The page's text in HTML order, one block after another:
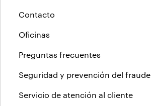
Contacto
Oficinas
Preguntas frecuentes
Seguridad y prevención del fraude
Servicio de atención al cliente